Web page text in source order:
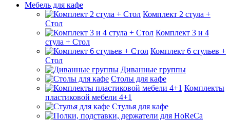
Мебель для кафе
Комплект 2 стула +
Стол
Комплект 3 и 4
стула + Стол
Комплект 6 стульев +
Стол
Диванные группы
Столы для кафе
Комплекты
пластиковой мебели 4+1
Стулья для кафе